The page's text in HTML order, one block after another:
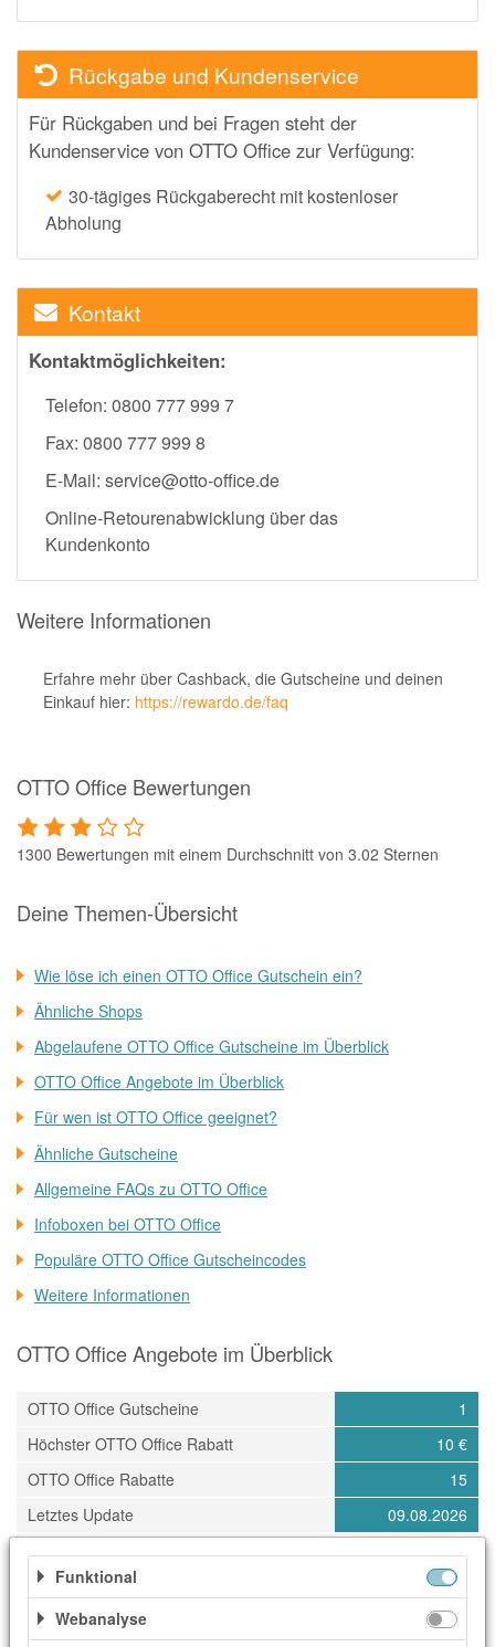
Rückgabe und Kundenservice
Für Rückgaben und bei Fragen steht der
Kundenservice von OTTO Office zur Verfügung:
30-tägiges Rückgaberecht mit kostenloser
Abholung
Kontakt
Kontaktmöglichkeiten:
Telefon: 0800 777 999 7
Fax: 0800 777 999 8
E-Mail: service@otto-office.de
Online-Retourenabwicklung über das
Kundenkonto
Weitere Informationen
Erfahre mehr über Cashback, die Gutscheine und deinen
Einkauf hier: https://rewardo.de/faq
OTTO Office Bewertungen
1300 Bewertungen mit einem Durchschnitt von 3.02 Sternen
Deine Themen-Übersicht
Wie löse ich einen OTTO Office Gutschein ein?
Ähnliche Shops
Abgelaufene OTTO Office Gutscheine im Überblick
OTTO Office Angebote im Überblick
Für wen ist OTTO Office geeignet?
Ähnliche Gutscheine
Allgemeine FAQs zu OTTO Office
Infoboxen bei OTTO Office
Populäre OTTO Office Gutscheincodes
Weitere Informationen
OTTO Office Angebote im Überblick
OTTO Office Gutscheine
1
Höchster OTTO Office Rabatt
10 €
OTTO Office Rabatte
15
Letztes Update
09.08.2026
Kategorien
Bürozubehör
Funktional
Webanalyse